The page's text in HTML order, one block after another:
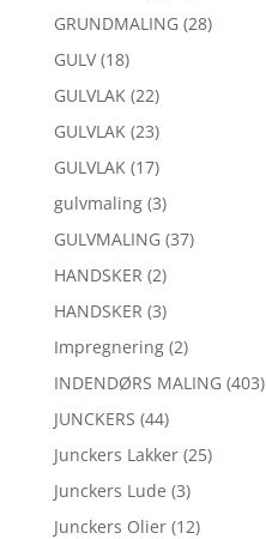
GRUNDMALING (28)
GULV (18)
GULVLAK (22)
GULVLAK (23)
GULVLAK (17)
gulvmaling (3)
GULVMALING (37)
HANDSKER (2)
HANDSKER (3)
Impregnering (2)
INDENDØRS MALING (403)
JUNCKERS (44)
Junckers Lakker (25)
Junckers Lude (3)
Junckers Olier (12)